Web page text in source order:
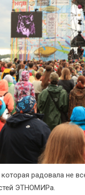
радовала не
ЭТНОМИРа.